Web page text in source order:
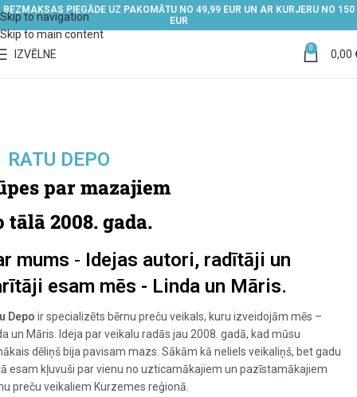
Skip to navigation
Skip to main content
BEZMAKSAS PIEGĀDE UZ PAKOMĀTU NO 49,99 EUR UN AR KURJERU NO 150
EUR
IZVĒLNE 0 0,00
RATU DEPO
par mazajiem
tālā 2008. gada.
mums - Idejas autori, radītāji un
esam mēs - Linda un Māris.
Depo ir specializēts bērnu preču veikals, kuru izveidojām mēs –
un Māris. Ideja par veikalu radās jau 2008. gadā, kad mūsu
dēliņš bija pavisam mazs. Sākām kā neliels veikaliņš, bet gadu
esam kļuvuši par vienu no uzticamākajiem un pazīstamākajiem
preču veikaliem Kurzemes reģionā.